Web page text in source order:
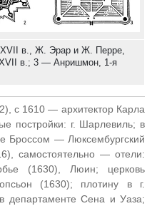
XVII в., Ж. Эрар и Ж. Перре,
в.; 3 — Анришмон, 1-я
с 1610 — архитектор Карла
постройки: г. Шарлевиль; в
Броссом — Люксембургский
самостоятельно — отели:
(1630), Люин; церковь
(1630); плотину в г.
Сена и Уаза;